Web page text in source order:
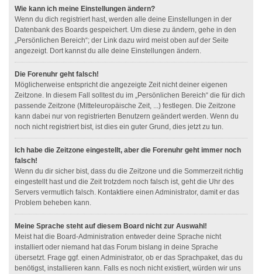
Wie kann ich meine Einstellungen ändern?
Wenn du dich registriert hast, werden alle deine Einstellungen in der
Datenbank des Boards gespeichert. Um diese zu ändern, gehe in den
„Persönlichen Bereich“; der Link dazu wird meist oben auf der Seite
angezeigt. Dort kannst du alle deine Einstellungen ändern.
Die Forenuhr geht falsch!
Möglicherweise entspricht die angezeigte Zeit nicht deiner eigenen
Zeitzone. In diesem Fall solltest du im „Persönlichen Bereich“ die für dich
passende Zeitzone (Mitteleuropäische Zeit, ...) festlegen. Die Zeitzone
kann dabei nur von registrierten Benutzern geändert werden. Wenn du
noch nicht registriert bist, ist dies ein guter Grund, dies jetzt zu tun.
Ich habe die Zeitzone eingestellt, aber die Forenuhr geht immer noch
falsch!
Wenn du dir sicher bist, dass du die Zeitzone und die Sommerzeit richtig
eingestellt hast und die Zeit trotzdem noch falsch ist, geht die Uhr des
Servers vermutlich falsch. Kontaktiere einen Administrator, damit er das
Problem beheben kann.
Meine Sprache steht auf diesem Board nicht zur Auswahl!
Meist hat die Board-Administration entweder deine Sprache nicht
installiert oder niemand hat das Forum bislang in deine Sprache
übersetzt. Frage ggf. einen Administrator, ob er das Sprachpaket, das du
benötigst, installieren kann. Falls es noch nicht existiert, würden wir uns